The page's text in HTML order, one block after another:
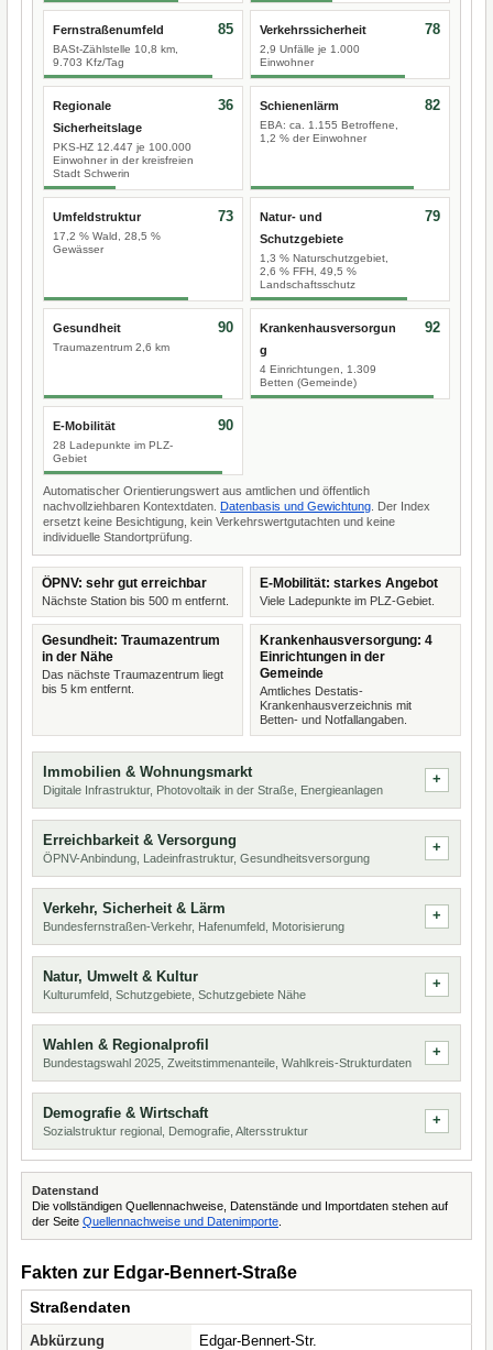
Fernstraßenumfeld
BASt-Zählstelle 10,8 km,
9.703 Kfz/Tag
85 Verkehrssicherheit
2,9 Unfälle je 1.000
Einwohner
78
Regionale
Sicherheitslage
PKS-HZ 12.447 je 100.000
Einwohner in der kreisfreien
Stadt Schwerin
36 Schienenlärm
EBA: ca. 1.155 Betroffene,
1,2 % der Einwohner
82
Umfeldstruktur
17,2 % Wald, 28,5 %
Gewässer
73
Natur- und
Schutzgebiete
1,3 % Naturschutzgebiet,
2,6 % FFH, 49,5 %
Landschaftsschutz
79
Gesundheit
Traumazentrum 2,6 km
90
Krankenhausversorgun
g
4 Einrichtungen, 1.309
Betten (Gemeinde)
92
E-Mobilität
28 Ladepunkte im PLZ-
Gebiet
90
Automatischer Orientierungswert aus amtlichen und öffentlich
nachvollziehbaren Kontextdaten. Datenbasis und Gewichtung . Der Index
ersetzt keine Besichtigung, kein Verkehrswertgutachten und keine
individuelle Standortprüfung.
ÖPNV: sehr gut erreichbar
Nächste Station bis 500 m entfernt.
E-Mobilität: starkes Angebot
Viele Ladepunkte im PLZ-Gebiet.
Gesundheit: Traumazentrum
in der Nähe
Das nächste Traumazentrum liegt
bis 5 km entfernt.
Krankenhausversorgung: 4
Einrichtungen in der
Gemeinde
Amtliches Destatis-
Krankenhausverzeichnis mit
Betten- und Notfallangaben.
Immobilien & Wohnungsmarkt
Digitale Infrastruktur, Photovoltaik in der Straße, Energieanlagen
Erreichbarkeit & Versorgung
ÖPNV-Anbindung, Ladeinfrastruktur, Gesundheitsversorgung
Verkehr, Sicherheit & Lärm
Bundesfernstraßen-Verkehr, Hafenumfeld, Motorisierung
Natur, Umwelt & Kultur
Kulturumfeld, Schutzgebiete, Schutzgebiete Nähe
Wahlen & Regionalprofil
Bundestagswahl 2025, Zweitstimmenanteile, Wahlkreis-Strukturdaten
Demografie & Wirtschaft
Sozialstruktur regional, Demografie, Altersstruktur
Datenstand
Die vollständigen Quellennachweise, Datenstände und Importdaten stehen auf
der Seite Quellennachweise und Datenimporte
Fakten zur Edgar-Bennert-Straße
Straßendaten
Abkürzung
Edgar-Bennert-Str.